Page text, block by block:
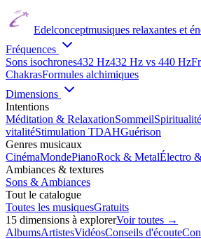
Edelconceptmusiques relaxantes et
Fréquences
Sons isochrones432 Hz432 Hz vs 440 Hz
ChakrasFormules alchimiques
Dimensions
Intentions
Méditation & RelaxationSommeilSpiritualité
vitalitéStimulation TDAHGuérison
Genres musicaux
CinémaMondePianoRock & MetalÉlectro
Ambiances & textures
Sons & Ambiances
Tout le catalogue
Toutes les musiquesGratuits
15 dimensions à explorerVoir toutes →
AlbumsArtistesVidéosConseils d'écoute